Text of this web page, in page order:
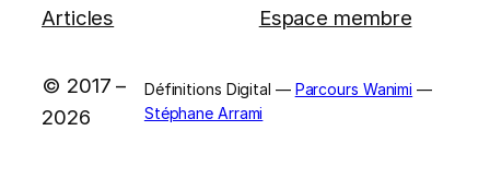
Articles
Espace membre
© 2017 –
2026
Définitions Digital — Parcours Wanimi —
Stéphane Arrami